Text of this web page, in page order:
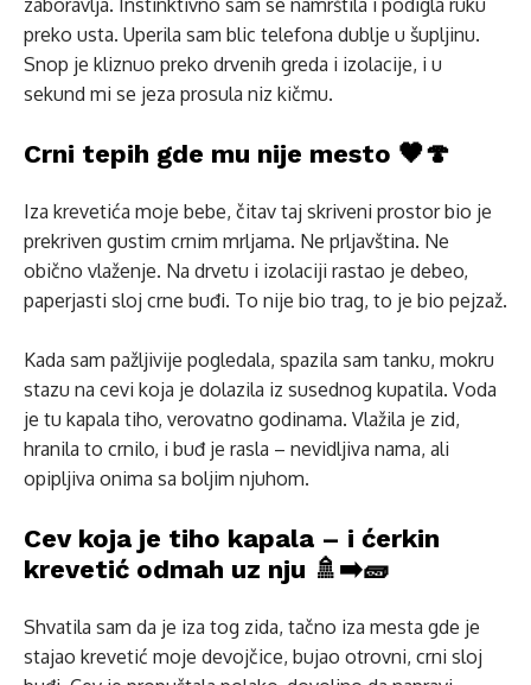
preko usta. Uperila sam blic telefona dublje u šupljinu.
Snop je kliznuo preko drvenih greda i izolacije, i u
sekund mi se jeza prosula niz kičmu.
Crni tepih gde mu nije mesto 🖤🍄
Iza krevetića moje bebe, čitav taj skriveni prostor bio je
prekriven gustim crnim mrljama. Ne prljavština. Ne
obično vlaženje. Na drvetu i izolaciji rastao je debeo,
paperjasti sloj crne buđi. To nije bio trag, to je bio pejzaž.
Kada sam pažljivije pogledala, spazila sam tanku, mokru
stazu na cevi koja je dolazila iz susednog kupatila. Voda
je tu kapala tiho, verovatno godinama. Vlažila je zid,
hranila to crnilo, i buđ je rasla – nevidljiva nama, ali
opipljiva onima sa boljim njuhom.
Cev koja je tiho kapala – i ćerkin
krevetić odmah uz nju 🚿➡️🧱
Shvatila sam da je iza tog zida, tačno iza mesta gde je
stajao krevetić moje devojčice, bujao otrovni, crni sloj